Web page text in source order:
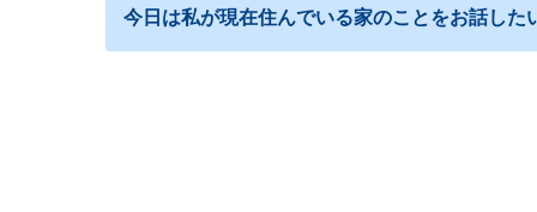
今日は私が現在住んでいる家のことをお話した